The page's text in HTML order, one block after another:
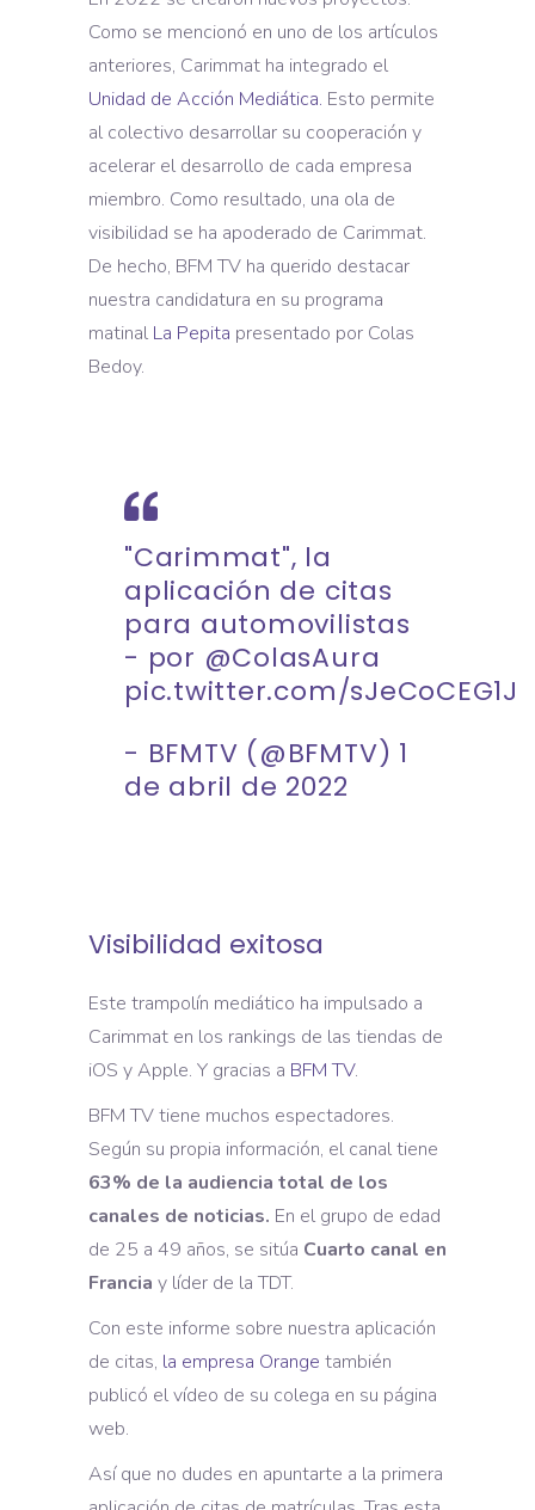
Como se mencionó en uno de los artículos
anteriores, Carimmat ha integrado el
Unidad de Acción Mediática. Esto permite
al colectivo desarrollar su cooperación y
acelerar el desarrollo de cada empresa
miembro. Como resultado, una ola de
visibilidad se ha apoderado de Carimmat.
De hecho, BFM TV ha querido destacar
nuestra candidatura en su programa
matinal La Pepita presentado por Colas
Bedoy.
"Carimmat", la
aplicación de citas
para automovilistas
- por @ColasAura
pic.twitter.com/sJeCoCEG1J
- BFMTV (@BFMTV) 1
de abril de 2022
Visibilidad exitosa
Este trampolín mediático ha impulsado a
Carimmat en los rankings de las tiendas de
iOS y Apple. Y gracias a BFM TV.
BFM TV tiene muchos espectadores.
Según su propia información, el canal tiene
63% de la audiencia total de los
canales de noticias. En el grupo de edad
de 25 a 49 años, se sitúa Cuarto canal en
Francia y líder de la TDT.
Con este informe sobre nuestra aplicación
de citas, la empresa Orange también
publicó el vídeo de su colega en su página
web.
Así que no dudes en apuntarte a la primera